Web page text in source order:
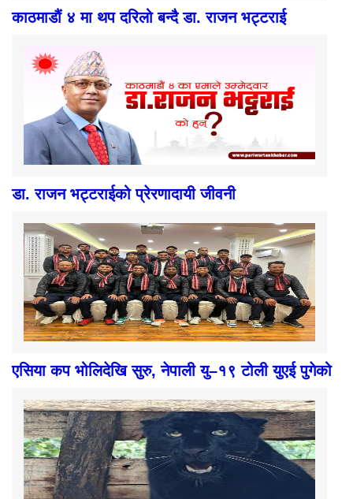
काठमाडौं ४ मा थप दरिलो बन्दै डा. राजन भट्टराई
डा. राजन भट्टराईको प्रेरणादायी जीवनी
एसिया कप भोलिदेखि सुरु, नेपाली यु–१९ टोली युएई पुगेको